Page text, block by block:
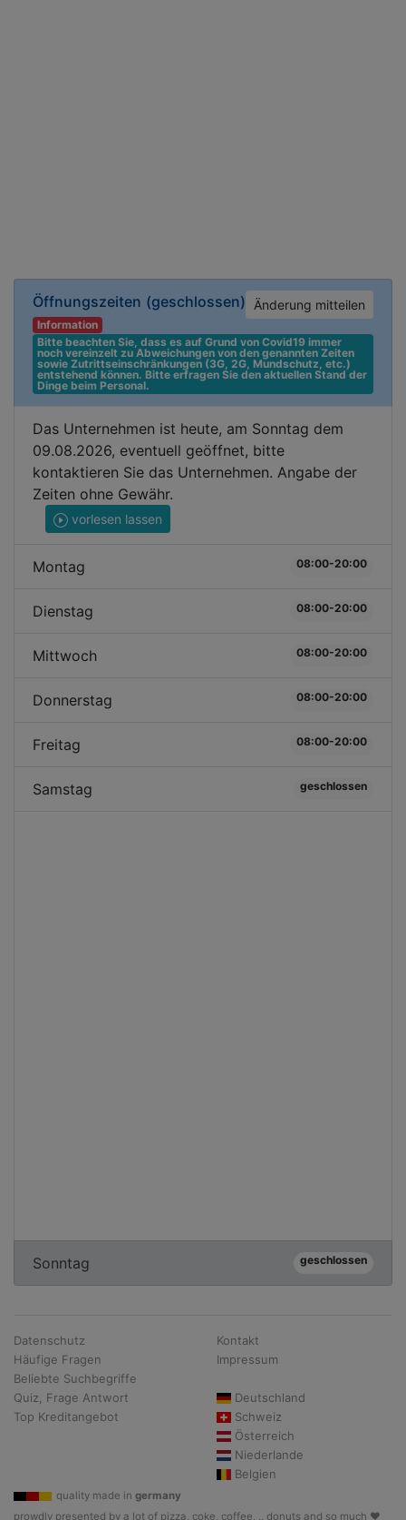
Öffnungszeiten (geschlossen) Änderung mitteilen
Information
Bitte beachten Sie, dass es auf Grund von Covid19 immer
noch vereinzelt zu Abweichungen von den genannten Zeiten
sowie Zutrittseinschränkungen (3G, 2G, Mundschutz, etc.)
entstehend können. Bitte erfragen Sie den aktuellen Stand der
Dinge beim Personal.
Das Unternehmen ist heute, am Sonntag dem
09.08.2026, eventuell geöffnet, bitte
kontaktieren Sie das Unternehmen. Angabe der
Zeiten ohne Gewähr.
vorlesen lassen
Montag 08:00-20:00
Dienstag 08:00-20:00
Mittwoch 08:00-20:00
Donnerstag 08:00-20:00
Freitag 08:00-20:00
Samstag geschlossen
Sonntag geschlossen
Datenschutz
Häufige Fragen
Beliebte Suchbegriffe
Quiz, Frage Antwort
Top Kreditangebot
Kontakt
Impressum
Deutschland
Schweiz
Österreich
Niederlande
Belgien
quality made in germany
prowdly presented by a lot of pizza, coke, coffee, .. donuts and so much ♥